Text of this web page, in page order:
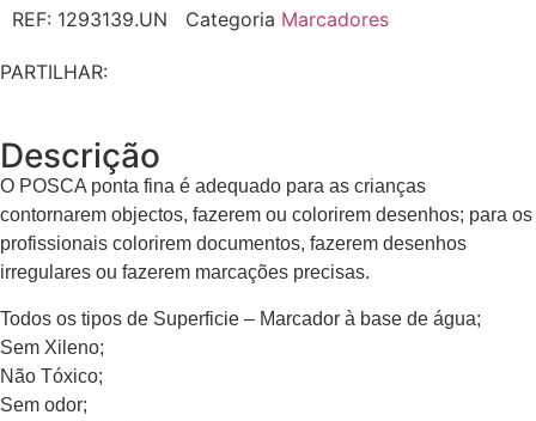
REF: 1293139.UN Categoria Marcadores
PARTILHAR:
Descrição
O POSCA ponta fina é adequado para as crianças
contornarem objectos, fazerem ou colorirem desenhos; para os
profissionais colorirem documentos, fazerem desenhos
irregulares ou fazerem marcações precisas.
Todos os tipos de Superficie – Marcador à base de água;
Sem Xileno;
Não Tóxico;
Sem odor;